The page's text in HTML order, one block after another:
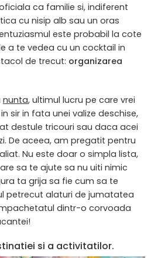
ca familie si, indiferent
cu nisip alb sau un oras
este probabil la cote
a te vedea cu un cocktail in
de trecut: organizarea
nunta, ultimul lucru pe care vrei
sir in fata unei valize deschise,
destule tricouri sau daca acei
De aceea, am pregatit pentru
Nu este doar o simpla lista,
sa te ajute sa nu uiti nimic
ta grija sa fie cum sa te
petrecut alaturi de jumatatea
dintr-o corvoada
si a activitatilor.